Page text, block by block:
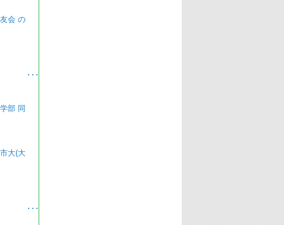
会 の
･
部 同
大(大
･